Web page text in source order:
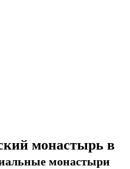
монастырь в
монастыри